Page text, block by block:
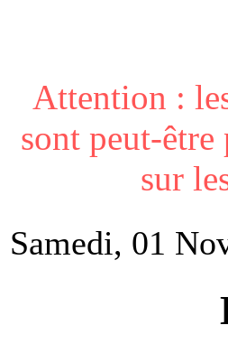
Attention :
sont peut-
sur
Samedi, 01